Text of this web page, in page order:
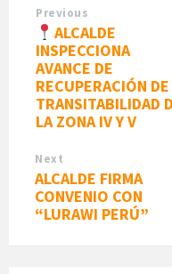
Previous
ALCALDE
INSPECCIONA
AVANCE DE
RECUPERACIÓN DE
TRANSITABILIDAD
LA ZONA IV Y V
Next
ALCALDE FIRMA
CONVENIO CON
“LURAWI PERÚ”